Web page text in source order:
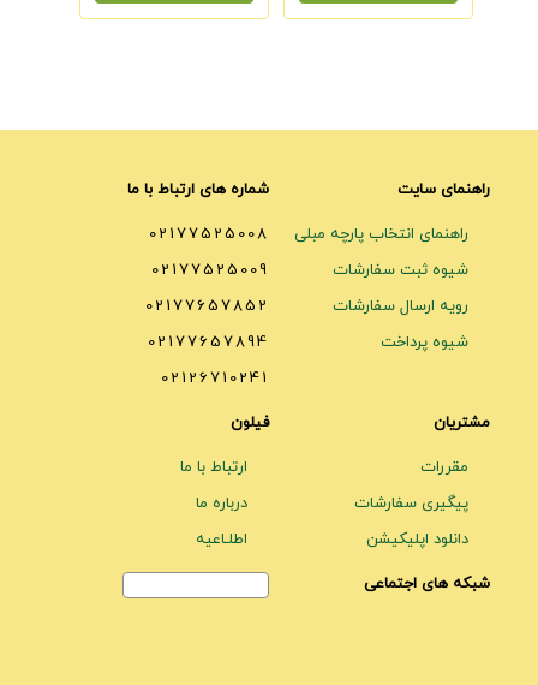
راهنمای سایت
راهنمای انتخاب پارچه مبلی
شیوه ثبت سفارشات
رویه ارسال سفارشات
شیوه پرداخت
شماره های ارتباط با ما
02177525008
02177525009
02177657852
02177657894
02126710241
مشتریان
مقررات
پیگیری سفارشات
دانلود اپلیکیشن
فیلون
ارتباط با ما
درباره ما
اطلـاعیه
شبکه های اجتماعی